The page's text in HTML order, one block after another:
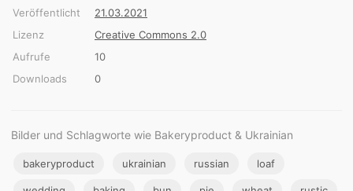
Veröffentlicht
21.03.2021
Lizenz
Creative Commons 2.0
Aufrufe
10
Downloads
0
Bilder und Schlagworte wie Bakeryproduct & Ukrainian
bakeryproduct ukrainian russian loaf